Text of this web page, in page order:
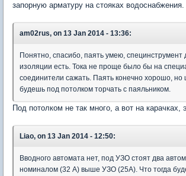
запорную арматуру на стояках водоснабжения.
am02rus, on 13 Jan 2014 - 13:36:
Понятно, спасибо, паять умею, специнструмент
изоляции есть. Тока не проще было бы на
соединители сажать. Паять конечно хорошо, но
будешь под потолком торчать с паяльником.
Под потолком не так много, а вот на карачках,
Liao, on 13 Jan 2014 - 12:50:
Вводного автомата нет, под УЗО стоят два
номиналом (32 А) выше УЗО (25A). Что тогда